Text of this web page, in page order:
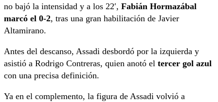
no bajó la intensidad y a los 22′, Fabián Hormazábal
marcó el 0-2, tras una gran habilitación de Javier
Altamirano.
Antes del descanso, Assadi desbordó por la izquierda y
asistió a Rodrigo Contreras, quien anotó el tercer gol azul
con una precisa definición.
Ya en el complemento, la figura de Assadi volvió a